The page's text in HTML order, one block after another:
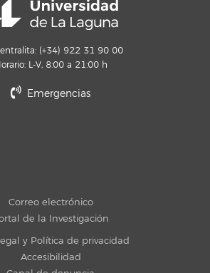
(+34) 922 31 90 00
L-V, 8:00 a 21:00 h
Emergencias
Correo electrónico
de la Investigación
y Política de privacidad
Accesibilidad